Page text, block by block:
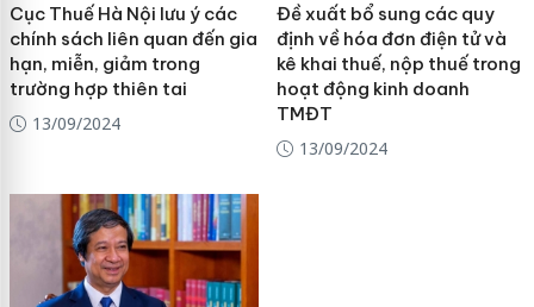
Cục Thuế Hà Nội lưu ý các
chính sách liên quan đến gia
hạn, miễn, giảm trong
trường hợp thiên tai
13/09/2024
Đề xuất bổ sung các quy
định về hóa đơn điện tử và
kê khai thuế, nộp thuế trong
hoạt động kinh doanh
TMĐT
13/09/2024